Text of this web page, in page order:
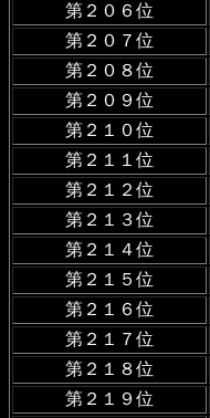
第２０６位
第２０７位
第２０８位
第２０９位
第２１０位
第２１１位
第２１２位
第２１３位
第２１４位
第２１５位
第２１６位
第２１７位
第２１８位
第２１９位